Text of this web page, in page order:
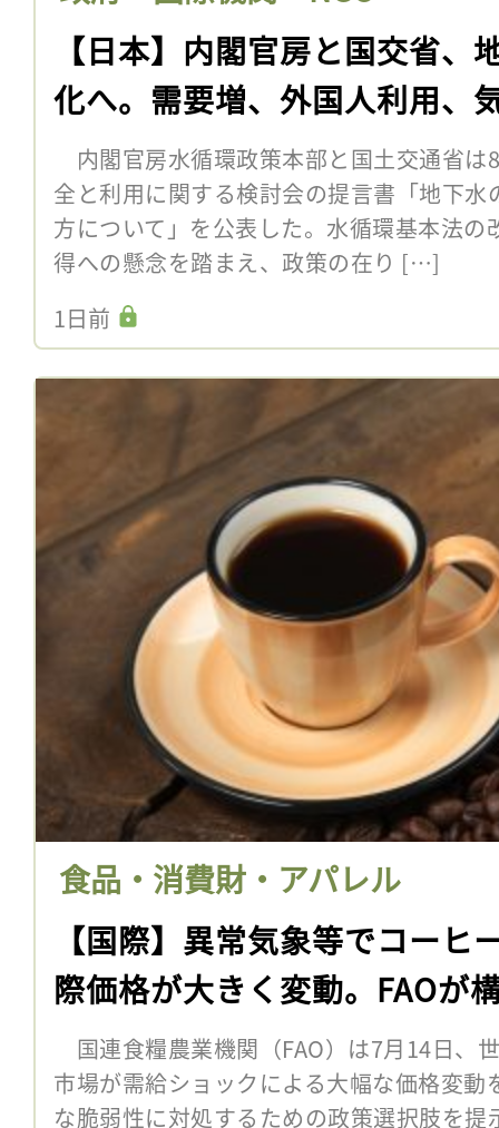
【日本】内閣官房と国交省、
化へ。需要増、外国人利用、
内閣官房水循環政策本部と国土交通省は
全と利用に関する検討会の提言書「地下
方について」を公表した。水循環基本法の
得への懸念を踏まえ、政策の在り […]
1日前
食品・消費財・アパレル
【国際】異常気象等でコーヒ
際価格が大きく変動。FAOが
国連食糧農業機関（FAO）は7月14日、
市場が需給ショックによる大幅な価格変動
な脆弱性に対処するための政策選択肢を